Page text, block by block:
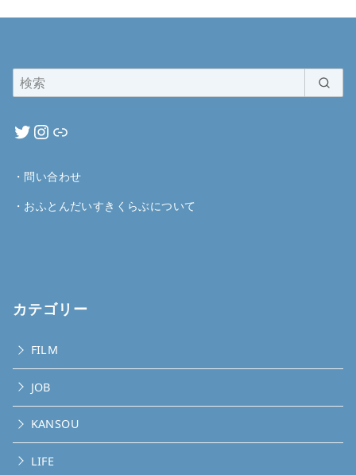
・ 問い合わせ
・ おふとんだいすきくらぶについて
カテゴリー
FILM
JOB
KANSOU
LIFE